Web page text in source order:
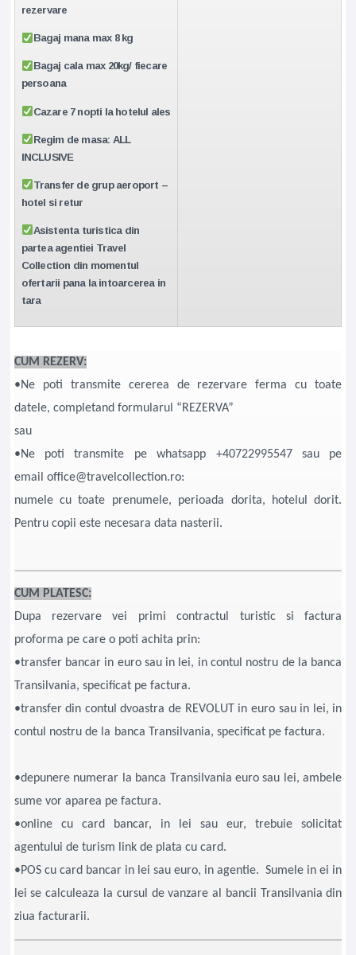
rezervare
Bagaj mana max 8 kg
Bagaj cala max 20kg/ fiecare
persoana
Cazare 7 nopti la hotelul ales
Regim de masa: ALL
INCLUSIVE
Transfer de grup aeroport –
hotel si retur
Asistenta turistica din
partea agentiei Travel
Collection din momentul
ofertarii pana la intoarcerea in
tara
CUM REZERV:
•Ne poti transmite cererea de rezervare ferma cu toate
datele, completand formularul “REZERVA”
sau
•Ne poti transmite pe whatsapp +40722995547 sau pe
email office@travelcollection.ro:
numele cu toate prenumele, perioada dorita, hotelul dorit.
Pentru copii este necesara data nasterii.
CUM PLATESC:
Dupa rezervare vei primi contractul turistic si factura
proforma pe care o poti achita prin:
•transfer bancar in euro sau in lei, in contul nostru de la banca
Transilvania, specificat pe factura.
•transfer din contul dvoastra de REVOLUT in euro sau in lei, in
contul nostru de la banca Transilvania, specificat pe factura.
•depunere numerar la banca Transilvania euro sau lei, ambele
sume vor aparea pe factura.
•online cu card bancar, in lei sau eur, trebuie solicitat
agentului de turism link de plata cu card.
•POS cu card bancar in lei sau euro, in agentie. Sumele in ei in
lei se calculeaza la cursul de vanzare al bancii Transilvania din
ziua facturarii.